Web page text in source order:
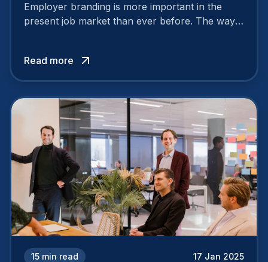
Employer branding is more important in the
present job market than ever before. The way
Read more
15 min read 17 Jan 2025